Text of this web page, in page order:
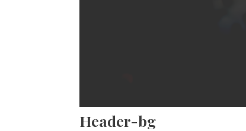
Header-bg